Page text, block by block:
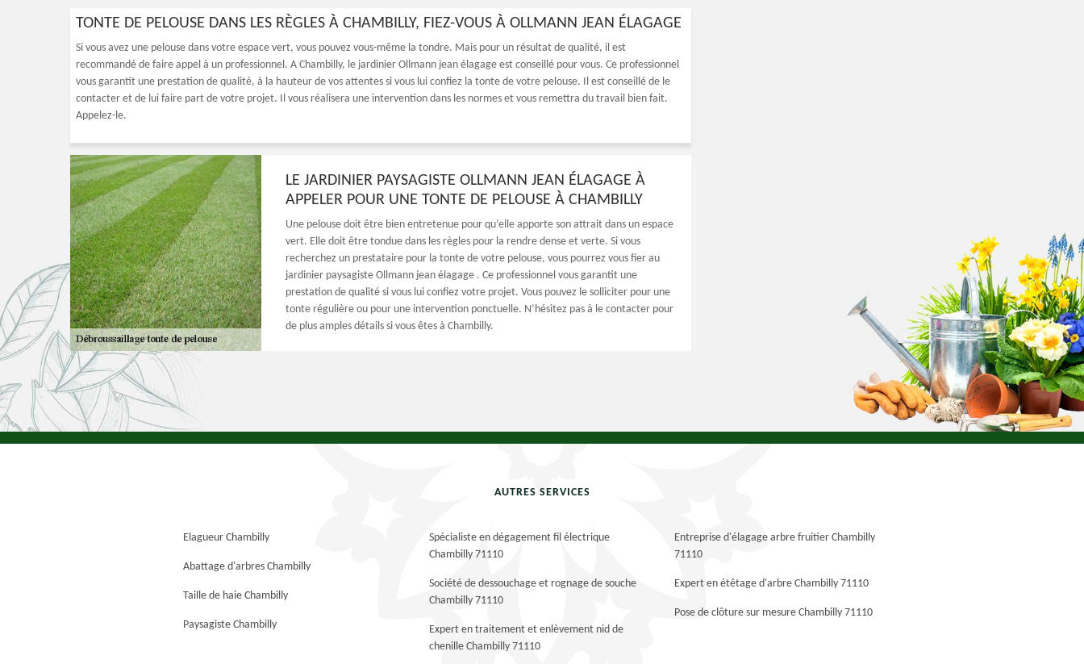
TONTE DE PELOUSE DANS LES RÈGLES À CHAMBILLY, FIEZ-VOUS À OLLMANN JEAN ÉLAGAGE
Si vous avez une pelouse dans votre espace vert, vous pouvez vous-même la tondre. Mais pour un résultat de qualité, il est
recommandé de faire appel à un professionnel. A Chambilly, le jardinier Ollmann jean élagage est conseillé pour vous. Ce professionnel
vous garantit une prestation de qualité, à la hauteur de vos attentes si vous lui confiez la tonte de votre pelouse. Il est conseillé de le
contacter et de lui faire part de votre projet. Il vous réalisera une intervention dans les normes et vous remettra du travail bien fait.
Appelez-le.
LE JARDINIER PAYSAGISTE OLLMANN JEAN ÉLAGAGE À
APPELER POUR UNE TONTE DE PELOUSE À CHAMBILLY
Une pelouse doit être bien entretenue pour qu’elle apporte son attrait dans un espace
vert. Elle doit être tondue dans les règles pour la rendre dense et verte. Si vous
recherchez un prestataire pour la tonte de votre pelouse, vous pourrez vous fier au
jardinier paysagiste Ollmann jean élagage . Ce professionnel vous garantit une
prestation de qualité si vous lui confiez votre projet. Vous pouvez le solliciter pour une
tonte régulière ou pour une intervention ponctuelle. N’hésitez pas à le contacter pour
de plus amples détails si vous êtes à Chambilly.
AUTRES SERVICES
Elagueur Chambilly
Abattage d'arbres Chambilly
Taille de haie Chambilly
Paysagiste Chambilly
Spécialiste en dégagement fil électrique
Chambilly 71110
Société de dessouchage et rognage de souche
Chambilly 71110
Expert en traitement et enlèvement nid de
chenille Chambilly 71110
Entreprise d'élagage arbre fruitier Chambilly
71110
Expert en étêtage d'arbre Chambilly 71110
Pose de clôture sur mesure Chambilly 71110